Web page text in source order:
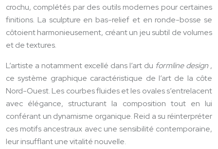
crochu, complétés par des outils modernes pour certaines
finitions. La sculpture en bas-relief et en ronde-bosse se
côtoient harmonieusement, créant un jeu subtil de volumes
et de textures.
L’artiste a notamment excellé dans l’art du formline design ,
ce système graphique caractéristique de l’art de la côte
Nord-Ouest. Les courbes fluides et les ovales s’entrelacent
avec élégance, structurant la composition tout en lui
conférant un dynamisme organique. Reid a su réinterpréter
ces motifs ancestraux avec une sensibilité contemporaine,
leur insufflant une vitalité nouvelle.